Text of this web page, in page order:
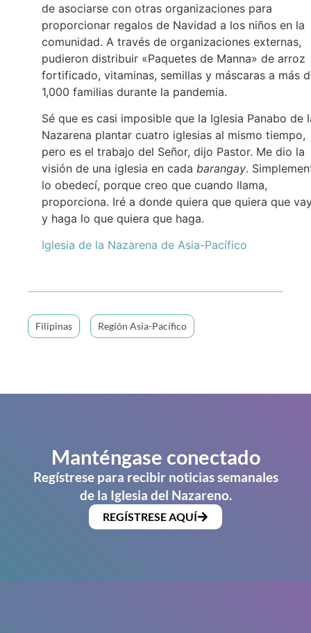
de asociarse con otras organizaciones para
proporcionar regalos de Navidad a los niños en la
comunidad. A través de organizaciones externas,
pudieron distribuir «Paquetes de Manna» de arroz
fortificado, vitaminas, semillas y máscaras a más
1,000 familias durante la pandemia.
Sé que es casi imposible que la Iglesia Panabo de
Nazarena plantar cuatro iglesias al mismo tiempo,
pero es el trabajo del Señor, dijo Pastor. Me dio la
visión de una iglesia en cada barangay.
lo obedecí, porque creo que cuando llama,
proporciona. Iré a donde quiera que quiera que
y haga lo que quiera que haga.
Iglesia de la Nazarena de Asia-Pacífico
Filipinas Región Asia-Pacífico
Manténgase conectado
Regístrese para recibir noticias semanales
de la Iglesia del Nazareno.
REGÍSTRESE AQUÍ